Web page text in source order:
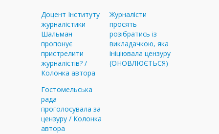
Доцент Інституту
журналістики
Шальман
пропонує
пристрелити
журналістів? /
Колонка автора
Журналісти
просять
розібратись із
викладачкою, яка
ініціювала цензуру
(ОНОВЛЮЄТЬСЯ)
Гостомельська
рада
проголосувала за
цензуру / Колонка
автора